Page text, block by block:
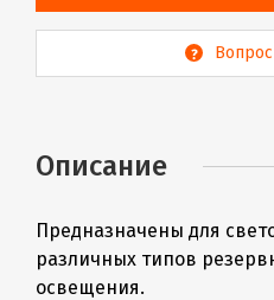
Описание
Предназначены для
различных типов
освещения.